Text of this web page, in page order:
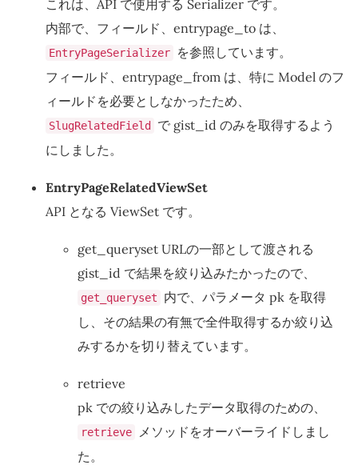
これは、API で使用する Serializer です。
内部で、フィールド、entrypage_to は、
EntryPageSerializer
を参照しています。
フィールド、entrypage_from は、特に Model のフ
ィールドを必要としなかったため、
SlugRelatedField
で gist_id のみを取得するよう
にしました。
EntryPageRelatedViewSet
API となる ViewSet です。
get_queryset URLの一部として渡される
gist_id で結果を絞り込みたかったので、
get_queryset
内で、パラメータ pk を取得
し、その結果の有無で全件取得するか絞り込
みするかを切り替えています。
retrieve
pk での絞り込みしたデータ取得のための、
retrieve
メソッドをオーバーライドしまし
た。